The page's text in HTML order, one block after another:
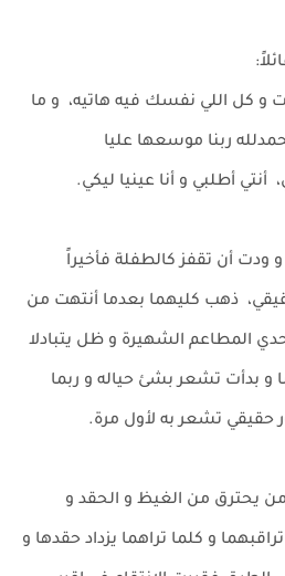
و كل اللي نفسك فيه هاتيه، و ما
ربنا موسعها عليا
أطلبي و أنا عينيا ليكي.
أن تقفز كالطفلة فأخيراً
ذهب كليهما بعدما أنتهت من
المطاعم الشهيرة و ظل يتبادلا
و بدأت تشعر بشئ حياله و ربما
حقيقي تشعر به لأول مرة.
يحترق من الغيظ و الحقد و
و كلما تراهما يزداد حقدها و